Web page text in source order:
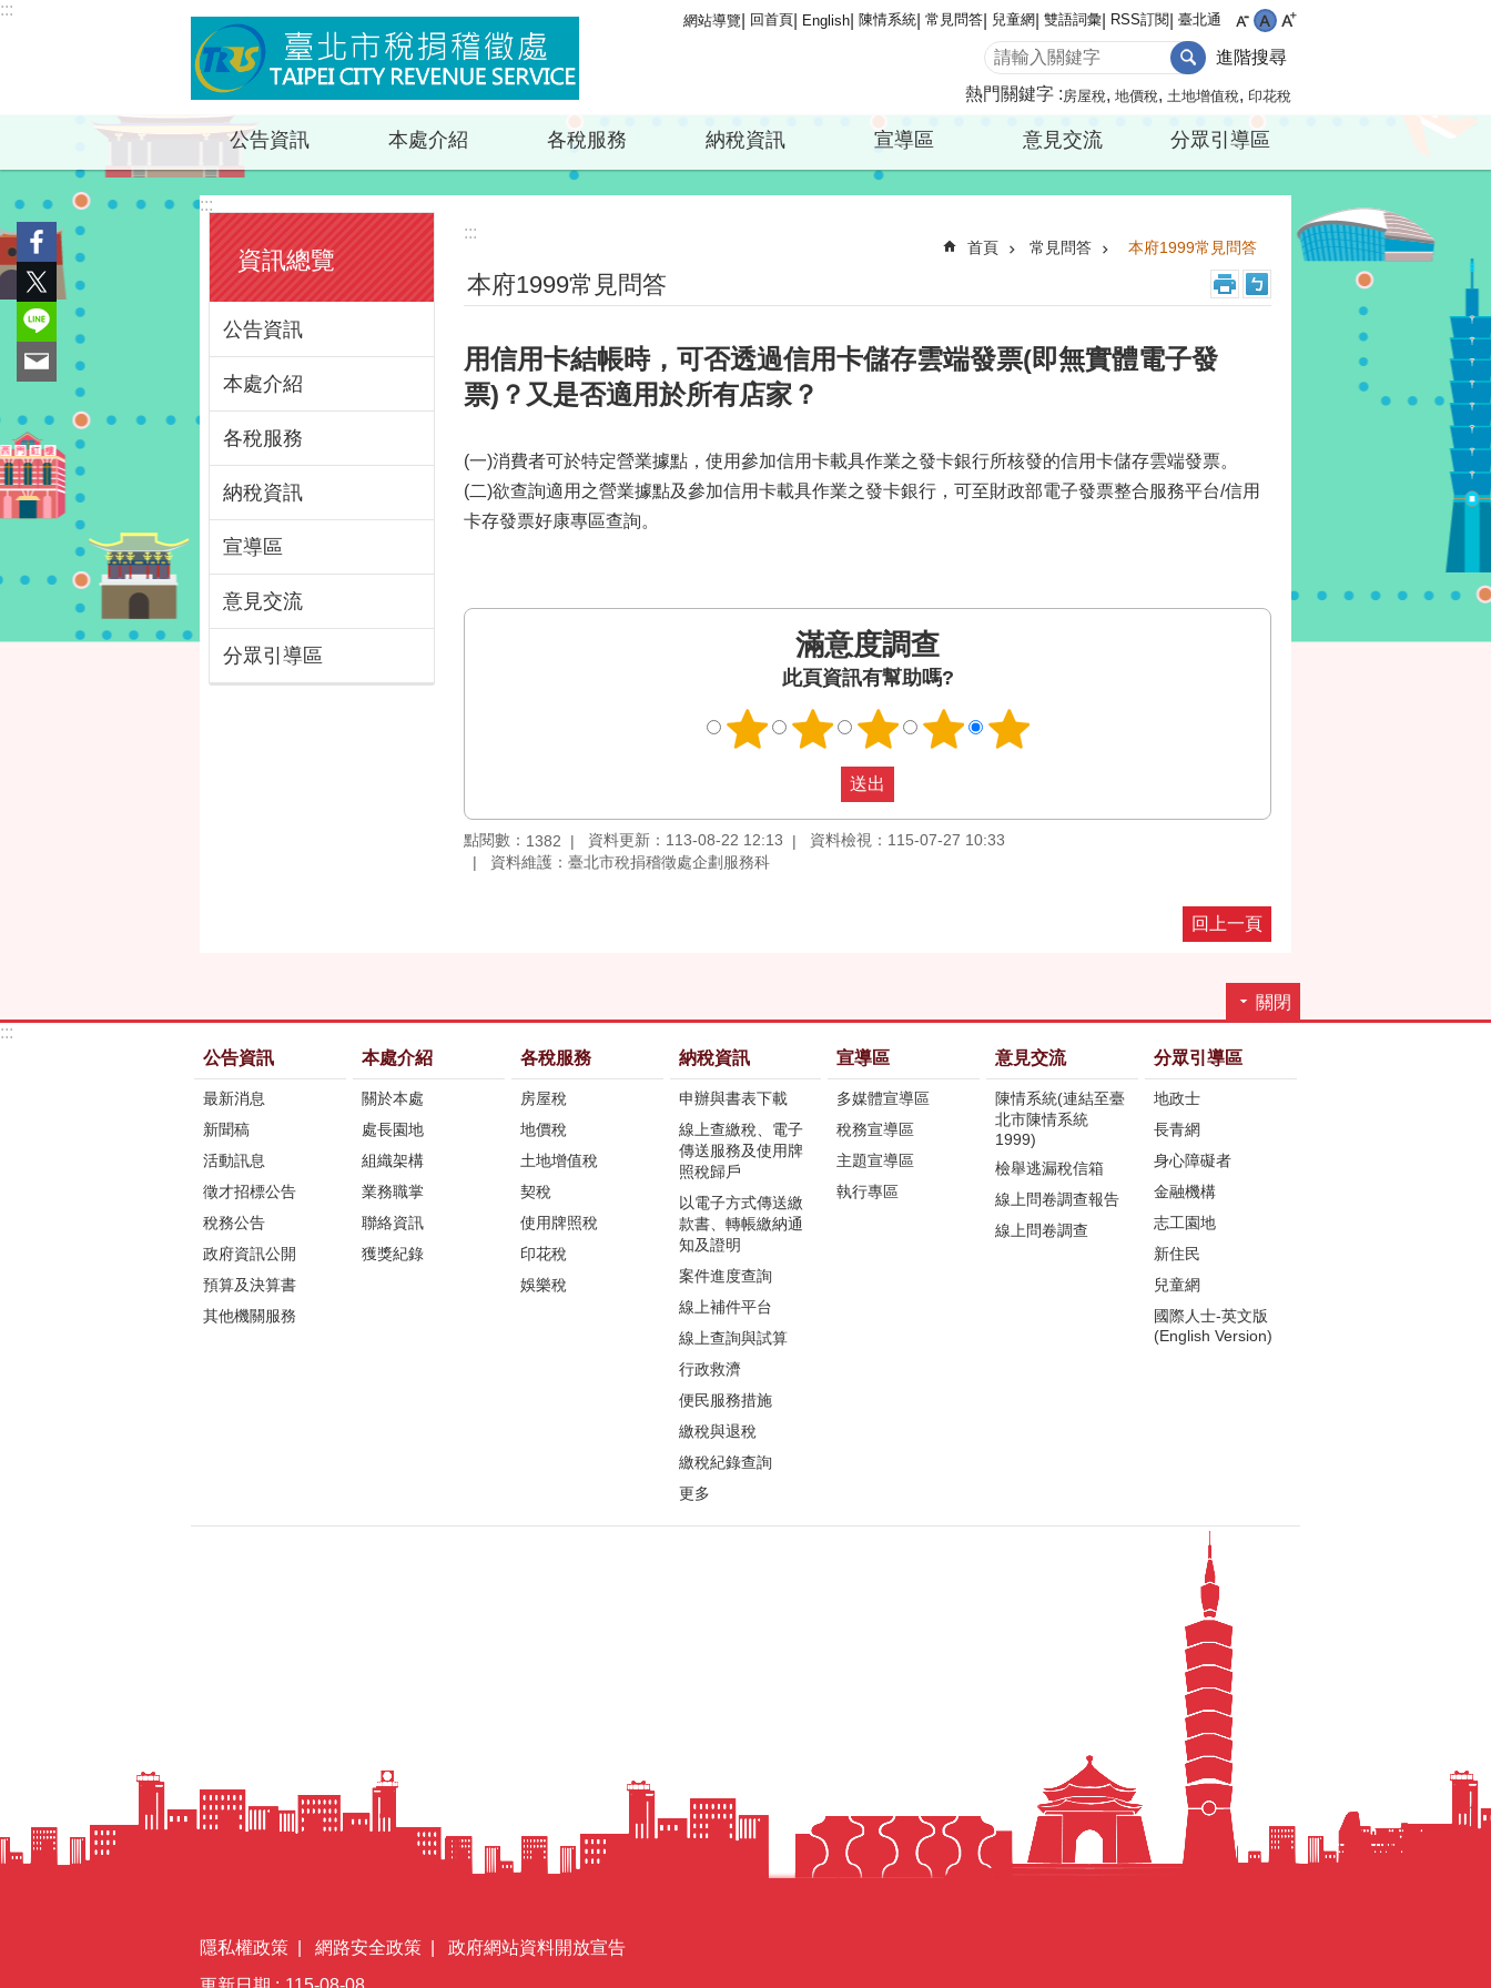
跳到主要內容區塊
:::
網站導覽 回首頁 English 陳情系統 常見問答 兒童網 雙語詞彙 RSS訂閱 臺北通
進階搜尋
熱門關鍵字
房屋稅 地價稅 土地增值稅 印花稅
公告資訊 本處介紹 各稅服務 納稅資訊 宣導區 意見交流 分眾引導區
:::
資訊總覽
公告資訊
本處介紹
各稅服務
納稅資訊
宣導區
意見交流
分眾引導區
:::
首頁 常見問答 本府1999常見問答
本府1999常見問答
用信用卡結帳時，可否透過信用卡儲存雲端發票(即無實體電子發
票)？又是否適用於所有店家？
(一)消費者可於特定營業據點，使用參加信用卡載具作業之發卡銀行所核發的信用卡儲存雲端發票。
(二)欲查詢適用之營業據點及參加信用卡載具作業之發卡銀行，可至財政部電子發票整合服務平台/信用
卡存發票好康專區查詢。
滿意度調查
此頁資訊有幫助嗎?
點閱數： 1382 資料更新：113-08-22 12:13
資料檢視：115-07-27 10:33
資料維護：臺北市稅捐稽徵處企劃服務科
回上一頁
關閉
:::
公告資訊
最新消息
新聞稿
活動訊息
徵才招標公告
稅務公告
政府資訊公開
預算及決算書
其他機關服務
本處介紹
關於本處
處長園地
組織架構
業務職掌
聯絡資訊
獲獎紀錄
各稅服務
房屋稅
地價稅
土地增值稅
契稅
使用牌照稅
印花稅
娛樂稅
納稅資訊
申辦與書表下載
線上查繳稅、電子
傳送服務及使用牌
照稅歸戶
以電子方式傳送繳
款書、轉帳繳納通
知及證明
案件進度查詢
線上補件平台
線上查詢與試算
行政救濟
便民服務措施
繳稅與退稅
繳稅紀錄查詢
更多
宣導區
多媒體宣導區
稅務宣導區
主題宣導區
執行專區
意見交流
陳情系統(連結至臺
北市陳情系統
1999)
檢舉逃漏稅信箱
線上問卷調查報告
線上問卷調查
分眾引導區
地政士
長青網
身心障礙者
金融機構
志工園地
新住民
兒童網
國際人士-英文版
(English Version)
隱私權政策 網路安全政策
政府網站資料開放宣告